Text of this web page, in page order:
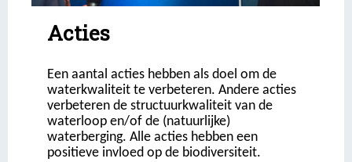
Acties
Een aantal acties hebben als doel om de
waterkwaliteit te verbeteren. Andere acties
verbeteren de structuurkwaliteit van de
waterloop en/of de (natuurlijke)
waterberging. Alle acties hebben een
positieve invloed op de biodiversiteit.